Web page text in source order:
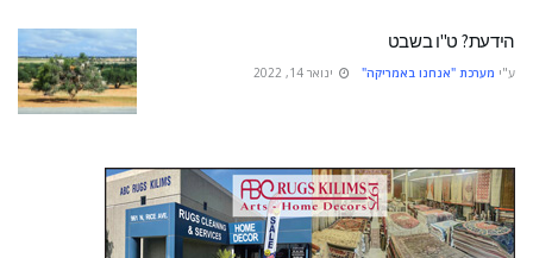
הידעת? ט"ו בשבט
ע"י מערכת "אנחנו באמריקה" ינואר 14, 2022